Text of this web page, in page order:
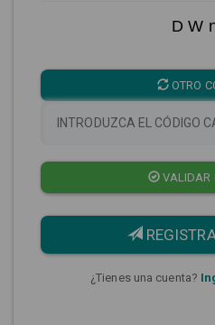
D W
OTRO
VALIDAR
¿Tienes una cuenta?